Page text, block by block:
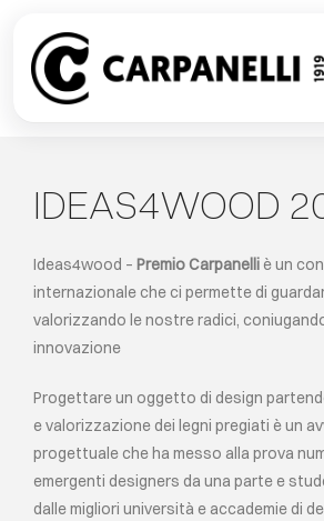
content
IDEAS4WOOD
Ideas4wood – Premio Carpanelliè un
internazionale che ci permette di
valorizzando le nostre radici,
innovazione
Progettare un oggetto di design
e valorizzazione dei legni pregiati è un
progettuale che ha messo alla prova
emergenti designers da una parte e
dalle migliori università e accademie di